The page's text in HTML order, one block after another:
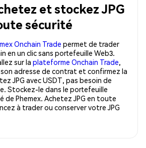
et stockez JPG
sécurité
Onchain Trade permet de trader
en un clic sans portefeuille Web3.
sur la plateforme Onchain Trade,
son adresse de contrat et confirmez la
JPG avec USDT, pas besoin de
Stockez-le dans le portefeuille
de Phemex. Achetez JPG en toute
à trader ou conserver votre JPG